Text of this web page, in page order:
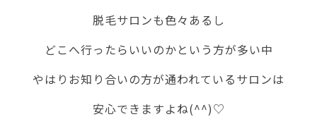
脱毛サロンも色々あるし
どこへ行ったらいいのかという方が多い中
やはりお知り合いの方が通われているサロンは
安心できますよね(^^)♡